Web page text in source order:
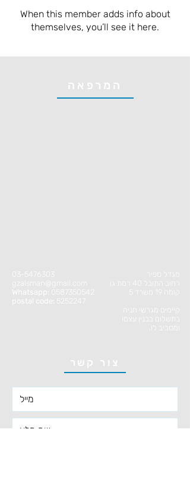
When this member adds info about
themselves, you’ll see it here.
המרפאה
03-5476303
gzalsman@gmail.com
Whatsapp:
0587350542
postal code:
5252247
רחוב התובל 40 רמת גן
קיימים מגרשי חניה
בתשלום בבנין עצמו
ומסביב לו.
צור קשר